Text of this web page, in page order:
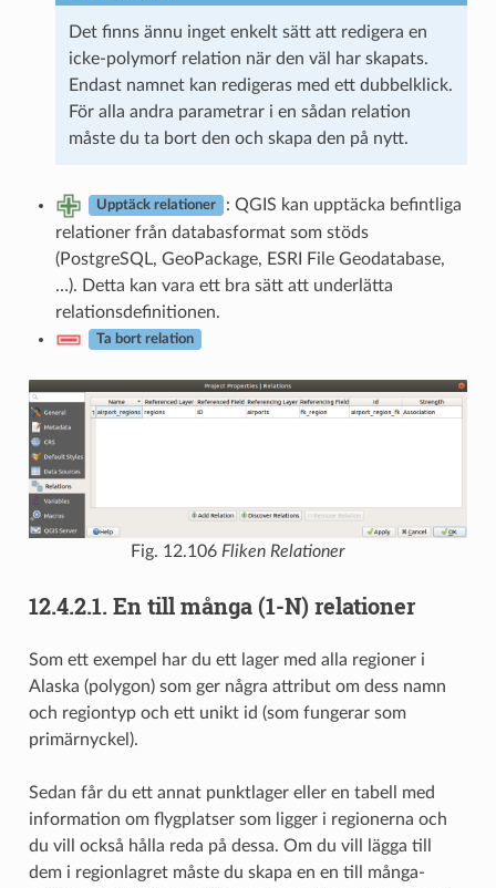
Det finns ännu inget enkelt sätt att redigera en
icke-polymorf relation när den väl har skapats.
Endast namnet kan redigeras med ett dubbelklick.
För alla andra parametrar i en sådan relation
måste du ta bort den och skapa den på nytt.
Upptäck relationer
: QGIS kan upptäcka befintliga
relationer från databasformat som stöds
(PostgreSQL, GeoPackage, ESRI File Geodatabase,
…). Detta kan vara ett bra sätt att underlätta
relationsdefinitionen.
Ta bort relation
Fig. 12.106 Fliken Relationer
12.4.2.1. En till många (1-N) relationer
Som ett exempel har du ett lager med alla regioner i
Alaska (polygon) som ger några attribut om dess namn
och regiontyp och ett unikt id (som fungerar som
primärnyckel).
Sedan får du ett annat punktlager eller en tabell med
information om flygplatser som ligger i regionerna och
du vill också hålla reda på dessa. Om du vill lägga till
dem i regionlagret måste du skapa en en till många-